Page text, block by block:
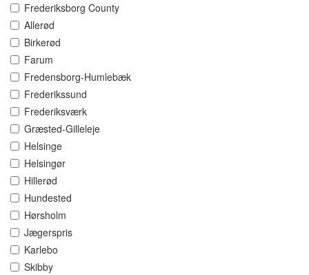
Frederiksborg County
Allerød
Birkerød
Farum
Fredensborg-Humlebæk
Frederikssund
Frederiksværk
Græsted-Gilleleje
Helsinge
Helsingør
Hillerød
Hundested
Hørsholm
Jægerspris
Karlebo
Skibby